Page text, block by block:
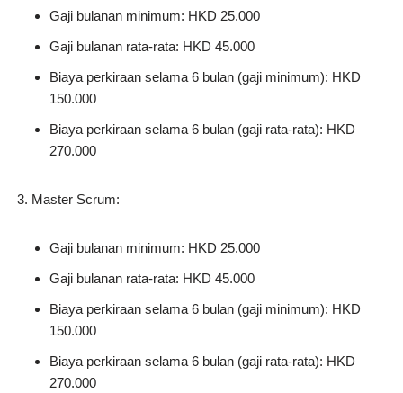
Gaji bulanan minimum: HKD 25.000
Gaji bulanan rata-rata: HKD 45.000
Biaya perkiraan selama 6 bulan (gaji minimum): HKD
150.000
Biaya perkiraan selama 6 bulan (gaji rata-rata): HKD
270.000
Master Scrum:
Gaji bulanan minimum: HKD 25.000
Gaji bulanan rata-rata: HKD 45.000
Biaya perkiraan selama 6 bulan (gaji minimum): HKD
150.000
Biaya perkiraan selama 6 bulan (gaji rata-rata): HKD
270.000